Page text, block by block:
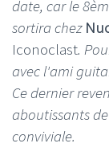
date, car le
sortira chez
Iconoclast.
avec l'ami
Ce dernier
aboutissants
conviviale.